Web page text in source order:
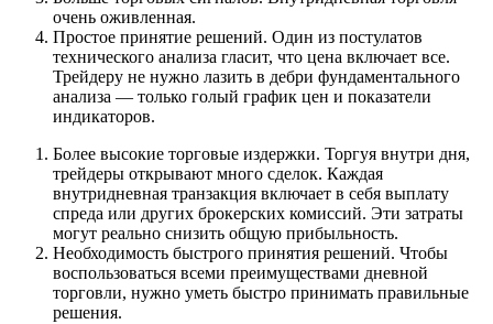
очень оживленная.
Простое принятие решений. Один из постулатов
технического анализа гласит, что цена включает все.
Трейдеру не нужно лазить в дебри фундаментального
анализа — только голый график цен и показатели
индикаторов.
Более высокие торговые издержки. Торгуя внутри дня,
трейдеры открывают много сделок. Каждая
внутридневная транзакция включает в себя выплату
спреда или других брокерских комиссий. Эти затраты
могут реально снизить общую прибыльность.
Необходимость быстрого принятия решений. Чтобы
воспользоваться всеми преимуществами дневной
торговли, нужно уметь быстро принимать правильные
решения.